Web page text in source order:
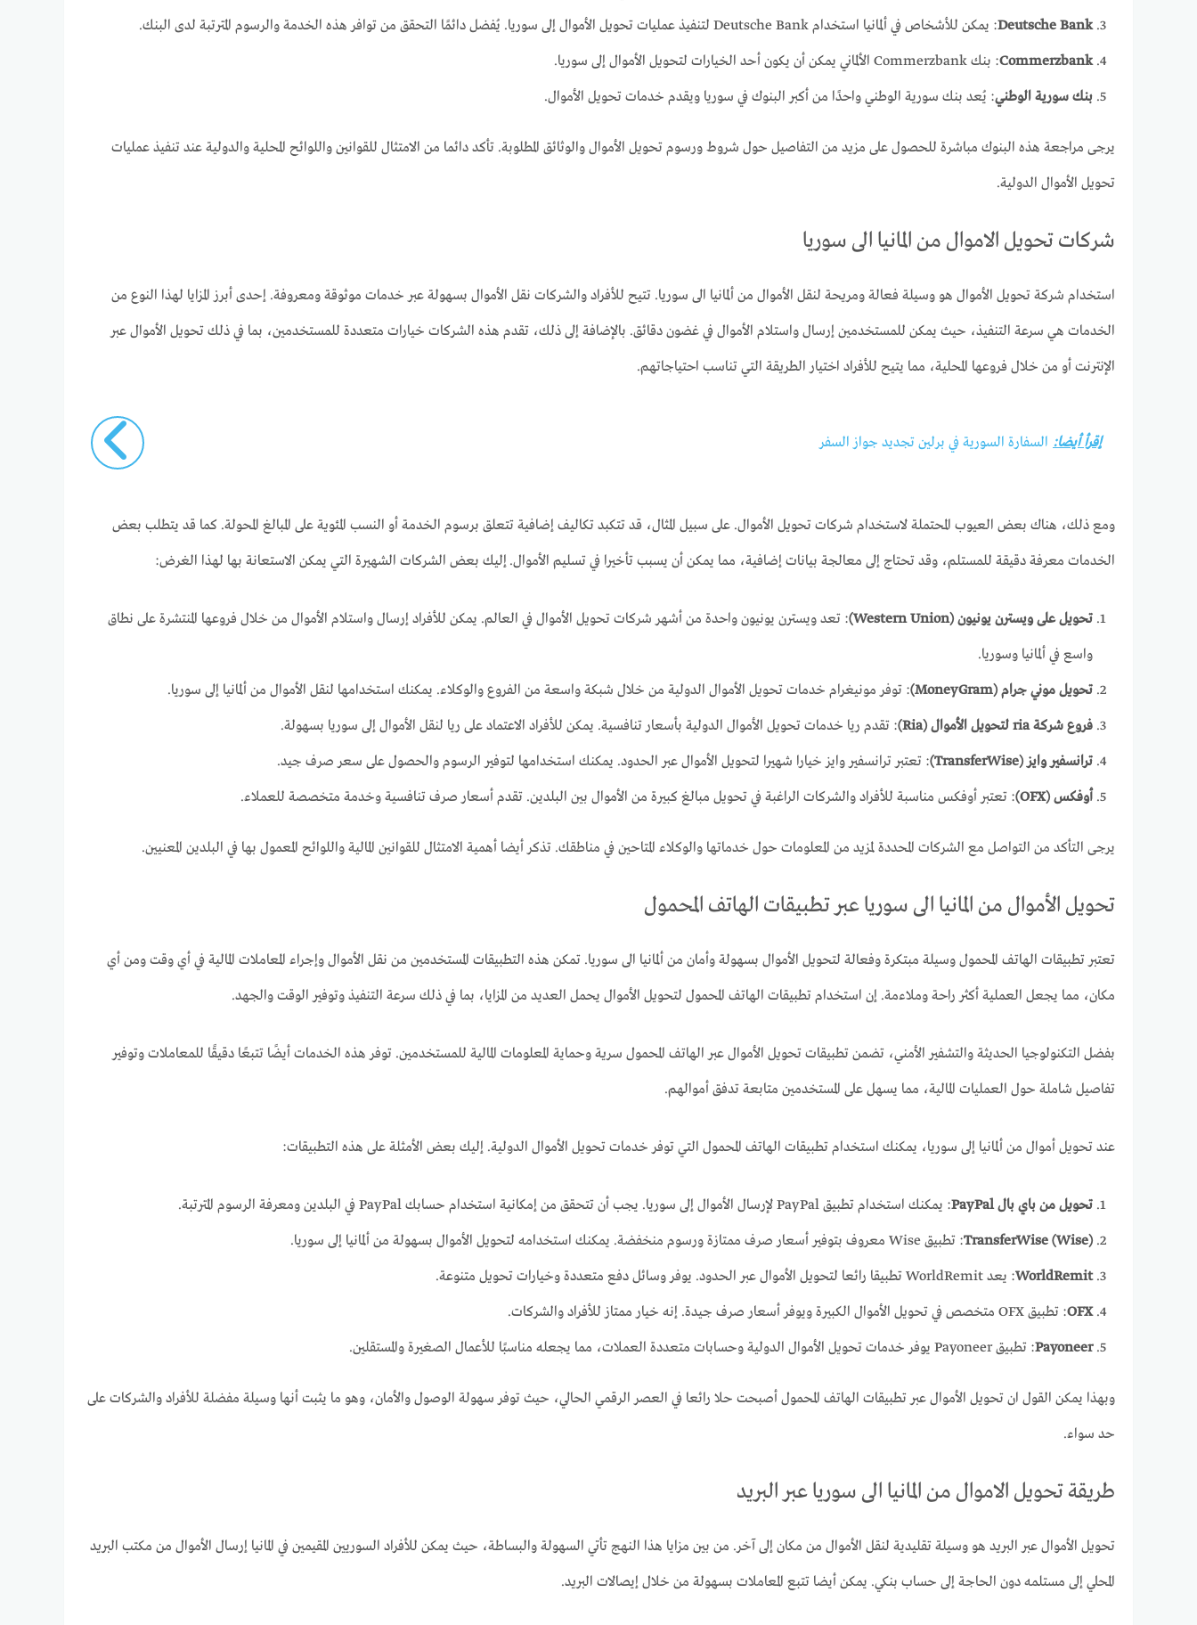
Deutsche Bank: يمكن للأشخاص في ألمانيا استخدام Deutsche Bank لتنفيذ عمليات تحويل الأموال إلى سوريا. يُفضل دائمًا التحقق من توافر هذه الخدمة والرسوم المترتبة لدى البنك.
Commerzbank: بنك Commerzbank الألماني يمكن أن يكون أحد الخيارات لتحويل الأموال إلى سوريا.
بنك سورية الوطني: يُعد بنك سورية الوطني واحدًا من أكبر البنوك في سوريا ويقدم خدمات تحويل الأموال.
يرجى مراجعة هذه البنوك مباشرة للحصول على مزيد من التفاصيل حول شروط ورسوم تحويل الأموال والوثائق المطلوبة. تأكد دائما من الامتثال للقوانين واللوائح المحلية والدولية عند تنفيذ عمليات
تحويل الأموال الدولية.
شركات تحويل الاموال من المانيا الى سوريا
استخدام شركة تحويل الأموال هو وسيلة فعالة ومريحة لنقل الأموال من ألمانيا الى سوريا. تتيح للأفراد والشركات نقل الأموال بسهولة عبر خدمات موثوقة ومعروفة. إحدى أبرز المزايا لهذا النوع من
الخدمات هي سرعة التنفيذ، حيث يمكن للمستخدمين إرسال واستلام الأموال في غضون دقائق. بالإضافة إلى ذلك، تقدم هذه الشركات خيارات متعددة للمستخدمين، بما في ذلك تحويل الأموال عبر
الإنترنت أو من خلال فروعها المحلية، مما يتيح للأفراد اختيار الطريقة التي تناسب احتياجاتهم.
إقرأ أيضا: السفارة السورية في برلين تجديد جواز السفر
ومع ذلك، هناك بعض العيوب المحتملة لاستخدام شركات تحويل الأموال. على سبيل المثال، قد تتكبد تكاليف إضافية تتعلق برسوم الخدمة أو النسب المئوية على المبالغ المحولة. كما قد يتطلب بعض
الخدمات معرفة دقيقة للمستلم، وقد تحتاج إلى معالجة بيانات إضافية، مما يمكن أن يسبب تأخيرا في تسليم الأموال. إليك بعض الشركات الشهيرة التي يمكن الاستعانة بها لهذا الغرض:
تحويل على ويسترن يونيون (Western Union)
: تعد ويسترن يونيون واحدة من أشهر شركات تحويل الأموال في العالم. يمكن للأفراد إرسال واستلام الأموال من خلال فروعها المنتشرة على نطاق
واسع في ألمانيا وسوريا.
تحويل موني جرام (MoneyGram)
: توفر مونيغرام خدمات تحويل الأموال الدولية من خلال شبكة واسعة من الفروع والوكلاء. يمكنك استخدامها لنقل الأموال من ألمانيا إلى سوريا.
فروع شركة ria لتحويل الأموال (Ria)
: تقدم ريا خدمات تحويل الأموال الدولية بأسعار تنافسية. يمكن للأفراد الاعتماد على ريا لنقل الأموال إلى سوريا بسهولة.
ترانسفير وايز (TransferWise)
: تعتبر ترانسفير وايز خيارا شهيرا لتحويل الأموال عبر الحدود. يمكنك استخدامها لتوفير الرسوم والحصول على سعر صرف جيد.
أوفكس (OFX)
: تعتبر أوفكس مناسبة للأفراد والشركات الراغبة في تحويل مبالغ كبيرة من الأموال بين البلدين. تقدم أسعار صرف تنافسية وخدمة متخصصة للعملاء.
يرجى التأكد من التواصل مع الشركات المحددة لمزيد من المعلومات حول خدماتها والوكلاء المتاحين في مناطقك. تذكر أيضا أهمية الامتثال للقوانين المالية واللوائح المعمول بها في البلدين المعنيين.
تحويل الأموال من المانيا الى سوريا عبر تطبيقات الهاتف المحمول
تعتبر تطبيقات الهاتف المحمول وسيلة مبتكرة وفعالة لتحويل الأموال بسهولة وأمان من ألمانيا الى سوريا. تمكن هذه التطبيقات المستخدمين من نقل الأموال وإجراء المعاملات المالية في أي وقت ومن أي
مكان، مما يجعل العملية أكثر راحة وملاءمة. إن استخدام تطبيقات الهاتف المحمول لتحويل الأموال يحمل العديد من المزايا، بما في ذلك سرعة التنفيذ وتوفير الوقت والجهد.
بفضل التكنولوجيا الحديثة والتشفير الأمني، تضمن تطبيقات تحويل الأموال عبر الهاتف المحمول سرية وحماية المعلومات المالية للمستخدمين. توفر هذه الخدمات أيضًا تتبعًا دقيقًا للمعاملات وتوفير
تفاصيل شاملة حول العمليات المالية، مما يسهل على المستخدمين متابعة تدفق أموالهم.
عند تحويل أموال من ألمانيا إلى سوريا، يمكنك استخدام تطبيقات الهاتف المحمول التي توفر خدمات تحويل الأموال الدولية. إليك بعض الأمثلة على هذه التطبيقات:
تحويل من باي بال PayPal
: يمكنك استخدام تطبيق PayPal لإرسال الأموال إلى سوريا. يجب أن تتحقق من إمكانية استخدام حسابك PayPal في البلدين ومعرفة الرسوم المترتبة.
TransferWise (Wise): تطبيق Wise معروف بتوفير أسعار صرف ممتازة ورسوم منخفضة. يمكنك استخدامه لتحويل الأموال بسهولة من ألمانيا إلى سوريا.
WorldRemit: يعد WorldRemit تطبيقا رائعا لتحويل الأموال عبر الحدود. يوفر وسائل دفع متعددة وخيارات تحويل متنوعة.
OFX: تطبيق OFX متخصص في تحويل الأموال الكبيرة ويوفر أسعار صرف جيدة. إنه خيار ممتاز للأفراد والشركات.
Payoneer: تطبيق Payoneer يوفر خدمات تحويل الأموال الدولية وحسابات متعددة العملات، مما يجعله مناسبًا للأعمال الصغيرة والمستقلين.
وبهذا يمكن القول ان تحويل الأموال عبر تطبيقات الهاتف المحمول أصبحت حلا رائعا في العصر الرقمي الحالي، حيث توفر سهولة الوصول والأمان، وهو ما يثبت أنها وسيلة مفضلة للأفراد والشركات على
حد سواء.
طريقة تحويل الاموال من المانيا الى سوريا عبر البريد
تحويل الأموال عبر البريد هو وسيلة تقليدية لنقل الأموال من مكان إلى آخر. من بين مزايا هذا النهج تأتي السهولة والبساطة، حيث يمكن للأفراد السوريين المقيمين في المانيا إرسال الأموال من مكتب البريد
المحلي إلى مستلمه دون الحاجة إلى حساب بنكي. يمكن أيضا تتبع المعاملات بسهولة من خلال إيصالات البريد.